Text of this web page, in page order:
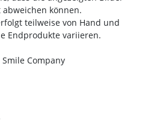
können.
teilweise von Hand und
Endprodukte variieren.
Company